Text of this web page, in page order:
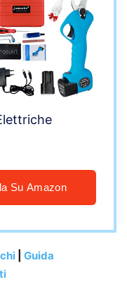
Su Amazon
Guida